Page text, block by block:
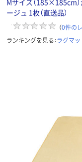
Mサイズ（185×185cm
ージュ 1枚（直送品）
（0件の
ランキングを見る：ラグマッ